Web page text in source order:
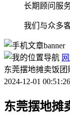
长期顾问服
我们与众多
东莞摆地摊卖饭团
2024-12-01
东莞摆地摊